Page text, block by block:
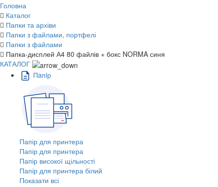
Головна
Каталог
Папки та архіви
Папки з файлами, портфелі
Папки з файлами
Папка-дисплей А4 80 файлів + бокс NORMA синя
КАТАЛОГ
Пaпiр
Папір для принтера
Папір для принтера
Папір високої щільності
Папір для принтера білий
Показати всі